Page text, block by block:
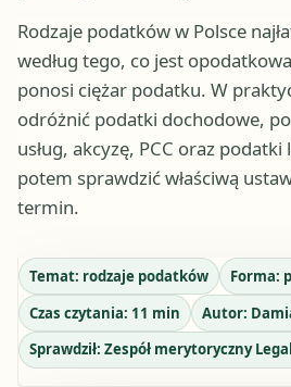
Rodzaje podatków w Polsce
według tego, co jest
ponosi ciężar podatku. W
odróżnić podatki dochodowe,
usług, akcyzę, PCC oraz
potem sprawdzić właściwą
termin.
Temat: rodzaje podatków Forma:
Czas czytania: 11 min Autor:
Sprawdził: Zespół merytoryczny